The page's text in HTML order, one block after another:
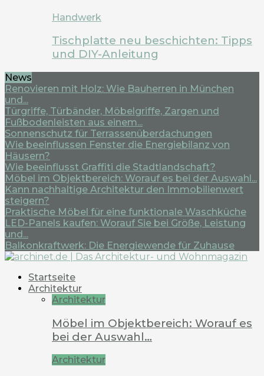
Handwerk
Tischplatte neu beschichten: Tipps
und DIY-Anleitung
News
Renovieren mit Holz: Wie Bauherren in München
und...
Türgriffe, Türbänder, Möbelgriffe, Zargen und
Fußbodenleisten aus einem...
Sonnenschutz für Terrassenüberdachungen
Wie beeinflussen Fenster die Energiebilanz von
Häusern?
Wie beeinflusst Graffiti die Stadtlandschaft?
Möbel im Objektbereich: Worauf es bei der Auswahl...
Kann nachhaltige Architektur den Immobilienwert
steigern?
Praktische Möbel für eine funktionale Waschküche
LED-Panels kaufen: Worauf Sie bei Größe, Leistung
und...
Balkonkraftwerk: Die Energiewende für Zuhause
Startseite
Architektur
Architektur
Möbel im Objektbereich: Worauf es
bei der Auswahl…
Architektur